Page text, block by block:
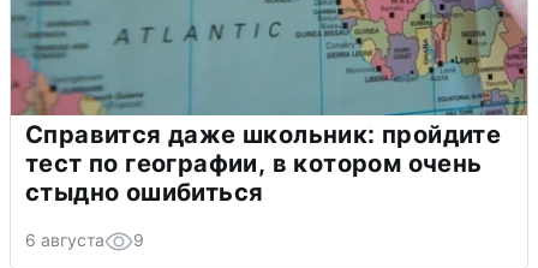
Справится даже школьник: пройдите
тест по географии, в котором очень
стыдно ошибиться
6 августа 9